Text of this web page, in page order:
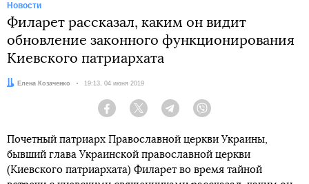
Новости
Филарет рассказал, каким он видит
обновление законного функционирования
Киевского патриархата
Автор:Елена Козаченко Дата:
19:13, 04 июня 2019
Facebook Twitter Telegram
Почетный патриарх Православной церкви Украины,
бывший глава Украинской православной церкви
(Киевского патриархата) Филарет во время тайной